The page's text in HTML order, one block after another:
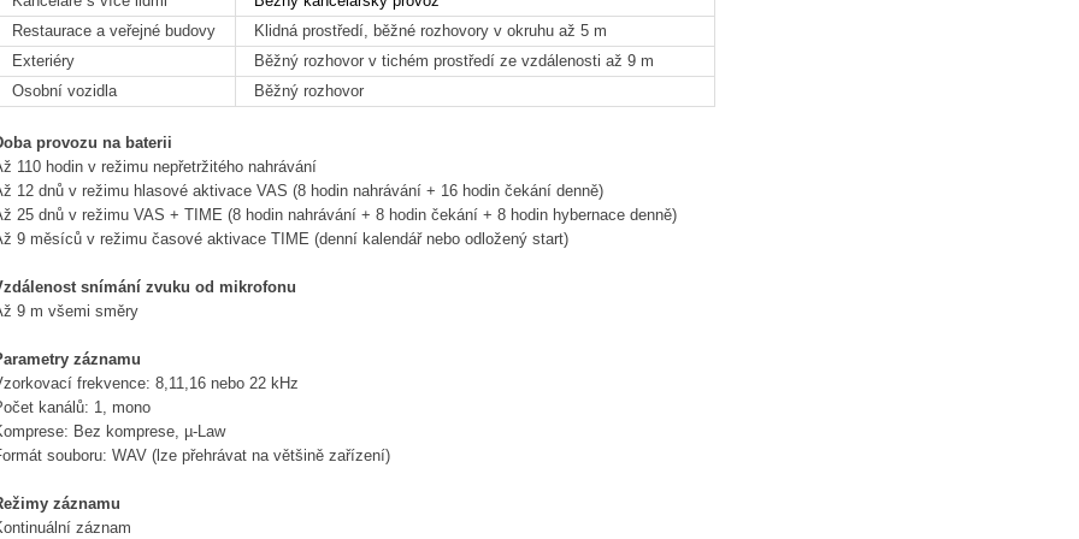
Restaurace a veřejné budovy
Klidná prostředí, běžné rozhovory v okruhu až 5 m
Exteriéry
Běžný rozhovor v tichém prostředí ze vzdálenosti až 9 m
Osobní vozidla
Běžný rozhovor
provozu na baterii
110 hodin v režimu nepřetržitého nahrávání
12 dnů v režimu hlasové aktivace VAS (8 hodin nahrávání + 16 hodin čekání denně)
25 dnů v režimu VAS + TIME (8 hodin nahrávání + 8 hodin čekání + 8 hodin hybernace denně)
9 měsíců v režimu časové aktivace TIME (denní kalendář nebo odložený start)
snímání zvuku od mikrofonu
9 m všemi směry
záznamu
frekvence: 8,11,16 nebo 22 kHz
kanálů: 1, mono
Bez komprese, µ-Law
souboru: WAV (lze přehrávat na většině zařízení)
záznamu
záznam